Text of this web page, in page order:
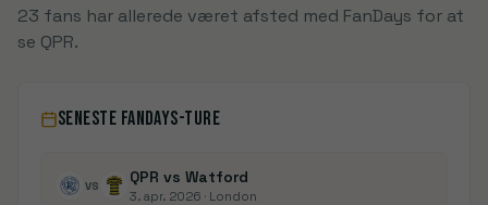
23 fans har allerede været afsted med FanDays for at
se QPR.
SENESTE FANDAYS-TURE
VS QPR vs Watford
3. apr. 2026 · London